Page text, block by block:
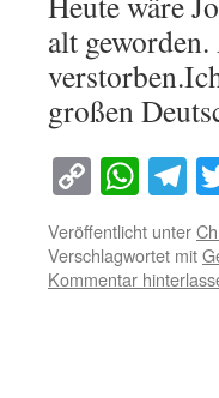
alt
großen
Copy
Link
Veröffentlicht unter
Verschlagwortet mit
Kommentar